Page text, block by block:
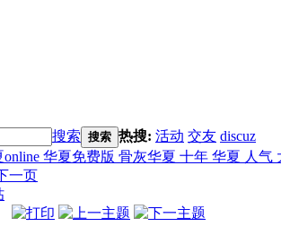
搜索 搜索 热搜: 活动 交友 discuz
华夏免费版 骨灰华夏 十年 华夏 人气
一页